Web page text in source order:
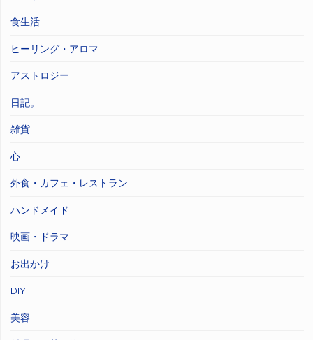
食生活
ヒーリング・アロマ
アストロジー
日記。
雑貨
心
外食・カフェ・レストラン
ハンドメイド
映画・ドラマ
お出かけ
DIY
美容